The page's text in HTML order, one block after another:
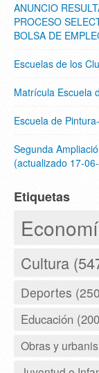
ANUNCIO
PROCESO
BOLSA DE
Escuelas de los
Matrícula Escuela
Escuela de
Segunda
(actualizado 17-
Etiquetas
Cultura
Deportes
Educación
Obras y